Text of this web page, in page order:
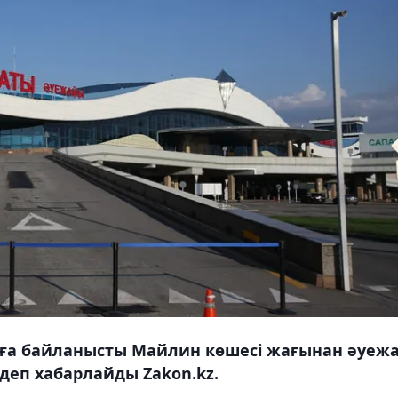
байланысты Майлин көшесі жағынан
хабарлайды Zakon.kz.